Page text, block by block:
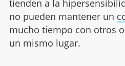
tienden a la
no pueden mantener un
mucho tiempo con otros
un mismo lugar.